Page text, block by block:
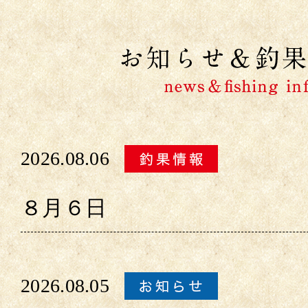
2026.08.06
８月６日
2026.08.05